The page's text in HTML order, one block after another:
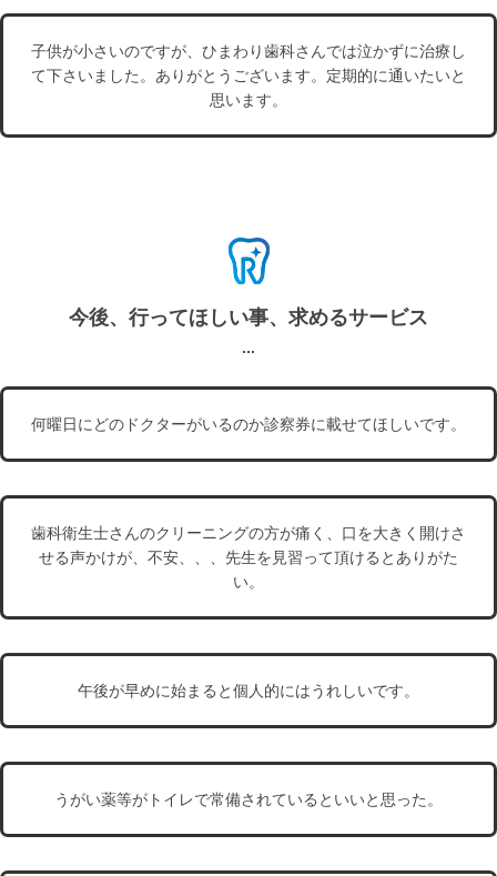
子供が小さいのですが、ひまわり歯科さんでは泣かずに治療し
て下さいました。ありがとうございます。定期的に通いたいと
思います。
今後、行ってほしい事、求めるサービス
何曜日にどのドクターがいるのか診察券に載せてほしいです。
歯科衛生士さんのクリーニングの方が痛く、口を大きく開けさ
せる声かけが、不安、、、先生を見習って頂けるとありがた
い。
午後が早めに始まると個人的にはうれしいです。
うがい薬等がトイレで常備されているといいと思った。